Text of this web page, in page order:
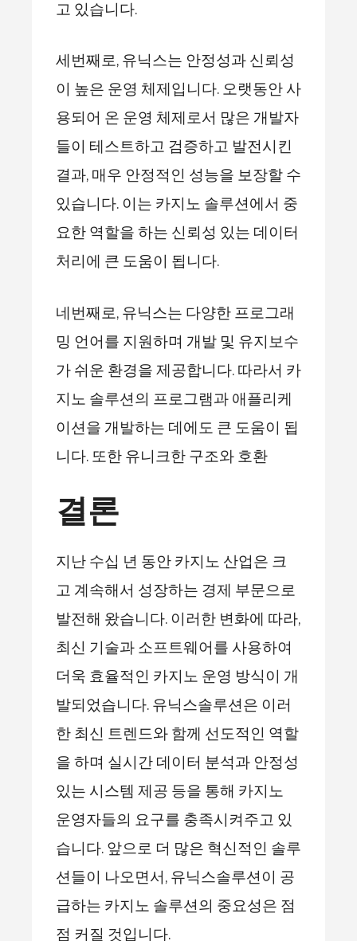
고 있습니다.
세번째로, 유닉스는 안정성과 신뢰성
이 높은 운영 체제입니다. 오랫동안 사
용되어 온 운영 체제로서 많은 개발자
들이 테스트하고 검증하고 발전시킨
결과, 매우 안정적인 성능을 보장할 수
있습니다. 이는 카지노 솔루션에서 중
요한 역할을 하는 신뢰성 있는 데이터
처리에 큰 도움이 됩니다.
네번째로, 유닉스는 다양한 프로그래
밍 언어를 지원하며 개발 및 유지보수
가 쉬운 환경을 제공합니다. 따라서 카
지노 솔루션의 프로그램과 애플리케
이션을 개발하는 데에도 큰 도움이 됩
니다. 또한 유니크한 구조와 호환
결론
지난 수십 년 동안 카지노 산업은 크
고 계속해서 성장하는 경제 부문으로
발전해 왔습니다. 이러한 변화에 따라,
최신 기술과 소프트웨어를 사용하여
더욱 효율적인 카지노 운영 방식이 개
발되었습니다. 유닉스솔루션은 이러
한 최신 트렌드와 함께 선도적인 역할
을 하며 실시간 데이터 분석과 안정성
있는 시스템 제공 등을 통해 카지노
운영자들의 요구를 충족시켜주고 있
습니다. 앞으로 더 많은 혁신적인 솔루
션들이 나오면서, 유닉스솔루션이 공
급하는 카지노 솔루션의 중요성은 점
점 커질 것입니다.